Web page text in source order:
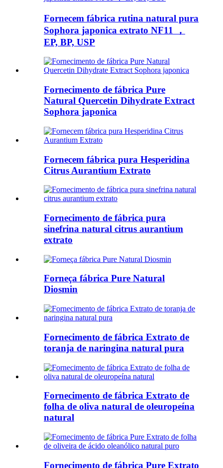
Fornecem fábrica rutina natural pura
Sophora japonica extrato NF11 ，
EP, BP, USP
Fornecimento de fábrica Pure
Natural Quercetin Dihydrate Extract
Sophora japonica
Fornecem fábrica pura Hesperidina
Citrus Aurantium Extrato
Fornecimento de fábrica pura
sinefrina natural citrus aurantium
extrato
Forneça fábrica Pure Natural
Diosmin
Fornecimento de fábrica Extrato de
toranja de naringina natural pura
Fornecimento de fábrica Extrato de
folha de oliva natural de oleuropeína
natural
Fornecimento de fábrica Pure Extrato